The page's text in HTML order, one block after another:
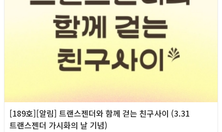
[189호][알림] 트랜스젠더와 함께 걷는 친구사이 (3.31
트랜스젠더 가시화의 날 기념)